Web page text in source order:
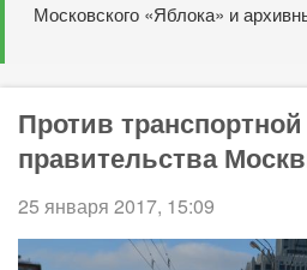
Московского «Яблока» и
Против
правительства
25 января 2017, 15:09